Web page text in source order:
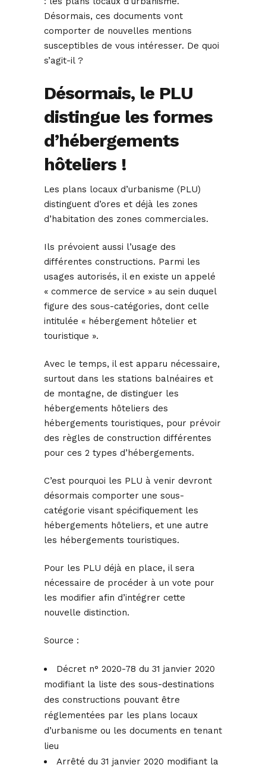
Désormais, ces documents vont
comporter de nouvelles mentions
susceptibles de vous intéresser. De quoi
s’agit-il ?
Désormais, le PLU
distingue les formes
d’hébergements
hôteliers !
Les plans locaux d’urbanisme (PLU)
distinguent d’ores et déjà les zones
d’habitation des zones commerciales.
Ils prévoient aussi l’usage des
différentes constructions. Parmi les
usages autorisés, il en existe un appelé
« commerce de service » au sein duquel
figure des sous-catégories, dont celle
intitulée « hébergement hôtelier et
touristique ».
Avec le temps, il est apparu nécessaire,
surtout dans les stations balnéaires et
de montagne, de distinguer les
hébergements hôteliers des
hébergements touristiques, pour prévoir
des règles de construction différentes
pour ces 2 types d’hébergements.
C’est pourquoi les PLU à venir devront
désormais comporter une sous-
catégorie visant spécifiquement les
hébergements hôteliers, et une autre
les hébergements touristiques.
Pour les PLU déjà en place, il sera
nécessaire de procéder à un vote pour
les modifier afin d’intégrer cette
nouvelle distinction.
Source :
Décret n° 2020-78 du 31 janvier 2020
modifiant la liste des sous-destinations
des constructions pouvant être
réglementées par les plans locaux
d’urbanisme ou les documents en tenant
lieu
Arrêté du 31 janvier 2020 modifiant la